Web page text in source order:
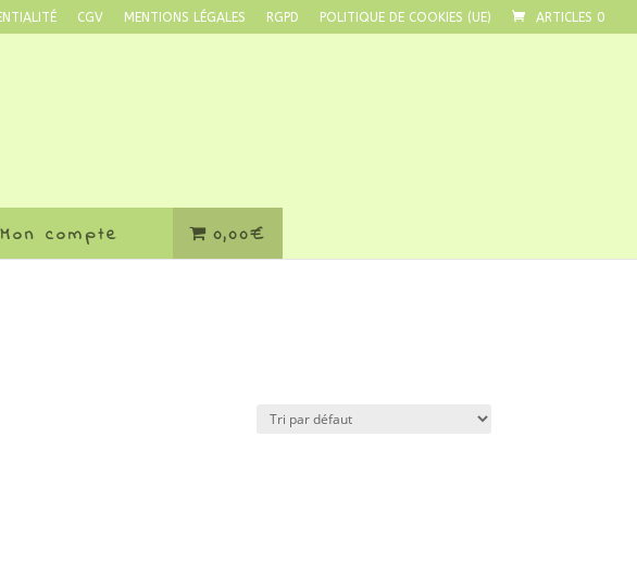
CGV MENTIONS LÉGALES RGPD POLITIQUE DE COOKIES (UE) ARTICLES 0
Mon compte 0,00€